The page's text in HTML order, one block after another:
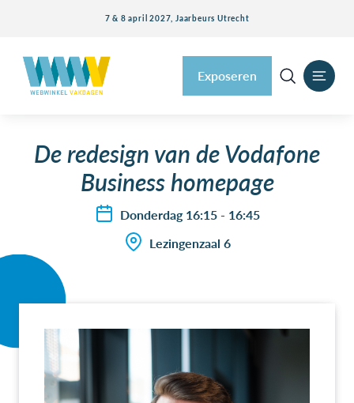
7 & 8 april 2027, Jaarbeurs Utrecht
Exposeren
De redesign van de Vodafone
Business homepage
Donderdag 16:15 - 16:45
Lezingenzaal 6